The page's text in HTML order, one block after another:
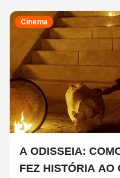
Cinema
A ODISSEIA:
FEZ HISTÓRIA AO